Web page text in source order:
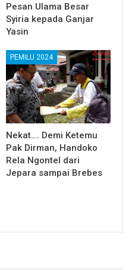
Pesan Ulama Besar
Syiria kepada Ganjar
Yasin
PEMILU 2024
Nekat…. Demi Ketemu
Pak Dirman, Handoko
Rela Ngontel dari
Jepara sampai Brebes